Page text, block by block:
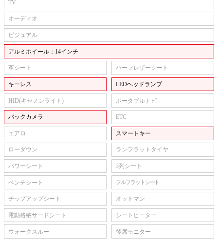
TV
オーディオ
ビジュアル
アルミホイール：14インチ
革シート ハーフレザーシート
キーレス LEDヘッドランプ
HID(キセノンライト) ポータブルナビ
バックカメラ ETC
エアロ スマートキー
ローダウン ランフラットタイヤ
パワーシート 3列シート
ベンチシート フルフラットシート
チップアップシート オットマン
電動格納サードシート シートヒーター
ウォークスルー 後席モニター